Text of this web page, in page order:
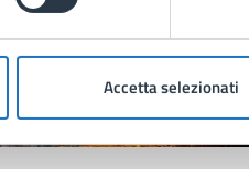
Accetta selezionati